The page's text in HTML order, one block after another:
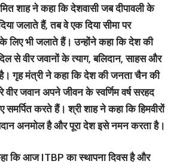
शाह ने कहा कि देशवासी जब दीपावली के
जलाते हैं, तब वे एक दिया सीमा पर
के लिए भी जलाते हैं। उन्होंने कहा कि देश की
से वीर जवानों के त्याग, बलिदान, साहस और
है। गृह मंत्री ने कहा कि देश की जनता चैन की
वीर जवान अपने जीवन के स्वर्णिम वर्ष सरहद
समर्पित करते हैं। श्री शाह ने कहा कि हिमवीरों
अनमोल है और पूरा देश इसे नमन करता है।
कि आज ITBP का स्थापना दिवस है और